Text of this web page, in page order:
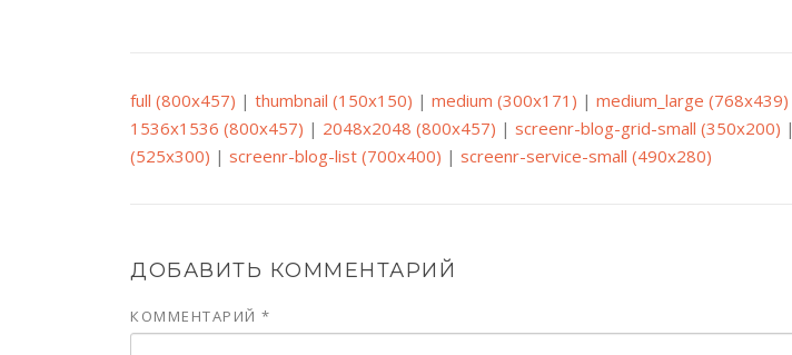
full (800x457) | thumbnail (150x150) | medium (300x171) | medium_large (768x439)
1536x1536 (800x457) | 2048x2048 (800x457) | screenr-blog-grid-small (350x200) |
(525x300) | screenr-blog-list (700x400) | screenr-service-small (490x280)
ДОБАВИТЬ КОММЕНТАРИЙ
КОММЕНТАРИЙ *